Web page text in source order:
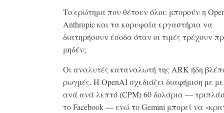
Το ερώτημα που θέτουν όλοι: μπορούν η
Anthropic και τα κορυφαία εργαστήρια να
διατηρήσουν έσοδα όταν οι τιμές τρέχουν
μηδέν;
Οι αναλυτές καταναλωτή της ARK ήδη
ρωγμές. Η OpenAI σχεδιάζει διαφήμιση με
ανά ανά λεπτό (CPM) 60 δολάρια —
το Facebook — ενώ το Gemini μπορεί να